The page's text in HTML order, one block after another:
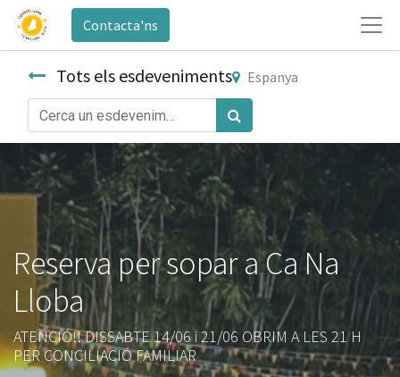
Contacta'ns
Tots els esdeveniments Espanya
Reserva per sopar a Ca Na
Lloba
ATENCIÓ!! DISSABTE 14/06 i 21/06 OBRIM A LES 21 H
PER CONCILIACIÓ FAMILIAR